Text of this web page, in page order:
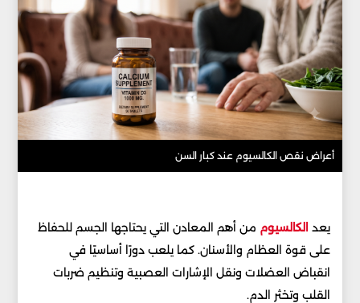
أعراض نقص الكالسيوم عند كبار السن
يعد الكالسيوم من أهم المعادن التي يحتاجها الجسم للحفاظ
على قوة العظام والأسنان. كما يلعب دورًا أساسيًا في
انقباض العضلات ونقل الإشارات العصبية وتنظيم ضربات
القلب وتخثر الدم.